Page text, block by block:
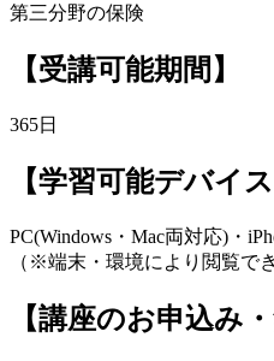
第三分野の保険
【受講可能期間】
365日
【学習可能デバイス
PC(Windows・Mac両対応)・
（※端末・環境により閲覧で
【講座のお申込み